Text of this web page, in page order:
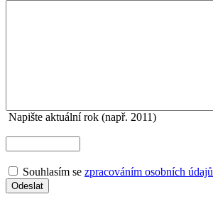
Napište aktuální rok (např. 2011)
Souhlasím se zpracováním osobních údajů